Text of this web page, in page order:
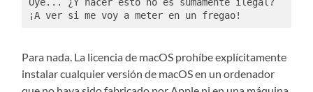
¡A ver si me voy a meter en un fregao!
Para nada. La licencia de macOS prohíbe explícitamente
instalar cualquier versión de macOS en un ordenador